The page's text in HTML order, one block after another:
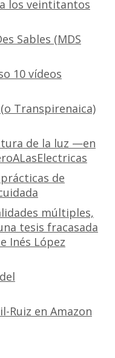
los veintitantos
Sables (MDS
10 vídeos
Transpirenaica)
de la luz —en
de
múltiples,
tesis fracasada
Inés López
Ruiz en Amazon